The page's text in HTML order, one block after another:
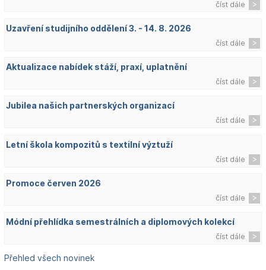
číst dále
Uzavření studijního oddělení 3. - 14. 8. 2026
číst dále
Aktualizace nabídek stáží, praxí, uplatnění
číst dále
Jubilea našich partnerských organizací
číst dále
Letní škola kompozitů s textilní výztuží
číst dále
Promoce červen 2026
číst dále
Módní přehlídka semestrálních a diplomových kolekcí
číst dále
Přehled všech novinek